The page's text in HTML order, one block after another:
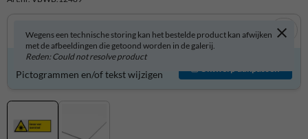
Wegens een technische storing kan het bestelde product kan afwijken
met de afbeeldingen die getoond worden in de galerij.
Reden: Could not resolve product
Veiligheidsbord zelf aanpassen?
Pictogrammen en/of tekst wijzigen
Ontwerp aanpassen